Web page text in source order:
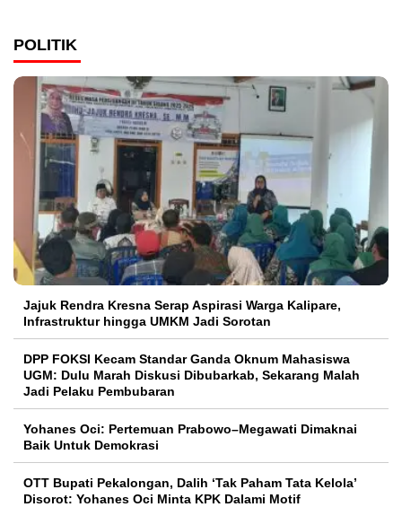
POLITIK
Jajuk Rendra Kresna Serap Aspirasi Warga Kalipare,
Infrastruktur hingga UMKM Jadi Sorotan
DPP FOKSI Kecam Standar Ganda Oknum Mahasiswa
UGM: Dulu Marah Diskusi Dibubarkab, Sekarang Malah
Jadi Pelaku Pembubaran
Yohanes Oci: Pertemuan Prabowo–Megawati Dimaknai
Baik Untuk Demokrasi
OTT Bupati Pekalongan, Dalih ‘Tak Paham Tata Kelola’
Disorot: Yohanes Oci Minta KPK Dalami Motif